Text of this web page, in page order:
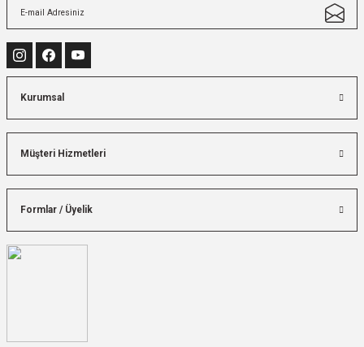
Kurumsal
Müşteri Hizmetleri
Formlar / Üyelik